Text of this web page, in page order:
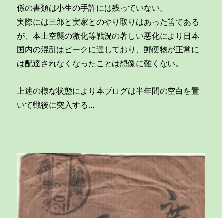
ら
父
母
の
書
硫
黄
島
に
上
陸
係の書類は小生の手許には残っていない。
実際には三郎と実家とのやり取りはあった筈である
が、本土空襲の激化等戦況の著しい悪化により日本
国内の混乱はピークに達しており、郵便物が正常に
は配達されなくなったことは想像に難くない。
上述の様な状態により本ブログは半年間の空白を置
いて戦後に突入する…